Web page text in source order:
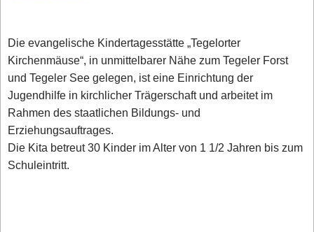
Die evangelische Kindertagesstätte „Tegelorter
Kirchenmäuse“, in unmittelbarer Nähe zum Tegeler Forst
und Tegeler See gelegen, ist eine Einrichtung der
Jugendhilfe in kirchlicher Trägerschaft und arbeitet im
Rahmen des staatlichen Bildungs- und
Erziehungsauftrages.
Die Kita betreut 30 Kinder im Alter von 1 1/2 Jahren bis zum
Schuleintritt.